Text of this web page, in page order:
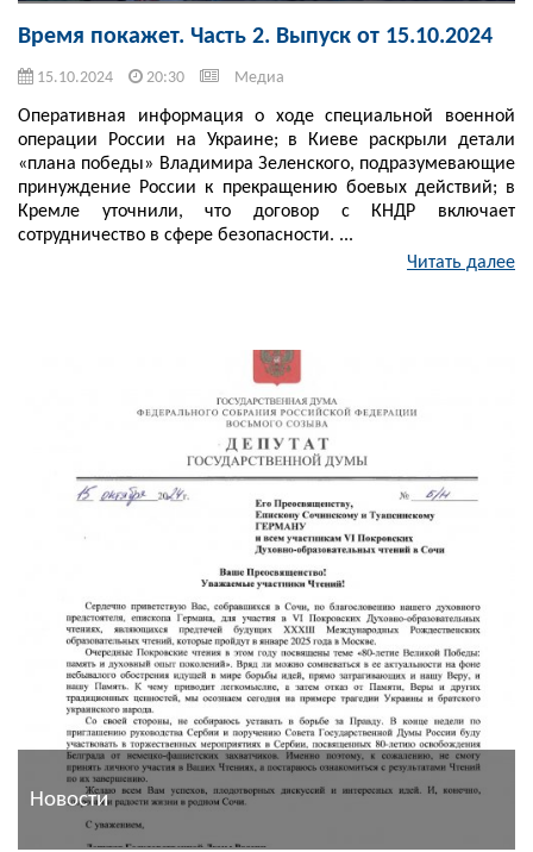
Время покажет. Часть 2. Выпуск от 15.10.2024
15.10.2024 20:30 Медиа
Оперативная информация о ходе специальной военной
операции России на Украине; в Киеве раскрыли детали
«плана победы» Владимира Зеленского, подразумевающие
принуждение России к прекращению боевых действий; в
Кремле уточнили, что договор с КНДР включает
сотрудничество в сфере безопасности. ...
Читать далее
Новости